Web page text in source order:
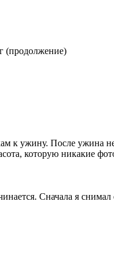
(продолжение)
к ужину. После ужина
которую никакие
Сначала я снимал